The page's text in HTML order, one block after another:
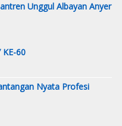
Unggul Albayan Anyer
60
Nyata Profesi